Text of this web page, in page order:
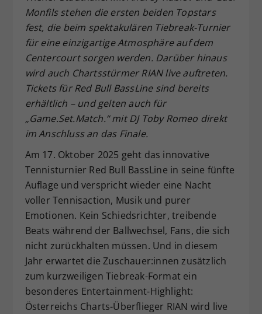
Monfils stehen die ersten beiden Topstars
fest, die beim spektakulären Tiebreak-Turnier
für eine einzigartige Atmosphäre auf dem
Centercourt sorgen werden. Darüber hinaus
wird auch Chartsstürmer RIAN live auftreten.
Tickets für Red Bull BassLine sind bereits
erhältlich –und gelten auch für
„Game.Set.Match.“mit DJ Toby Romeo direkt
im Anschluss an das Finale.
Am 17. Oktober 2025 geht das innovative
Tennisturnier Red Bull BassLine in seine fünfte
Auflage und verspricht wieder eine Nacht
voller Tennisaction, Musik und purer
Emotionen. Kein Schiedsrichter, treibende
Beats während der Ballwechsel, Fans, die sich
nicht zurückhalten müssen. Und in diesem
Jahr erwartet die Zuschauer:innen zusätzlich
zum kurzweiligen Tiebreak-Format ein
besonderes Entertainment-Highlight:
Österreichs Charts-Überflieger RIAN wird live
Zweck
Dieser Wert speichert Ihre Consent-
Einstellungen. Unter anderem eine
zufällig generierte ID, für die
historische Speicherung Ihrer
vorgenommen Einstellungen, falls der
Webseiten-Betreiber dies eingestellt
hat.